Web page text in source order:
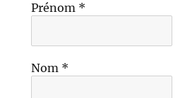
Prénom *
Nom *